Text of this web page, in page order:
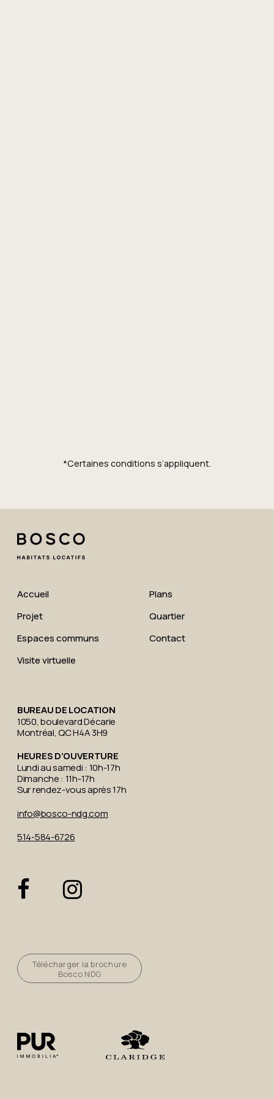
*Certaines conditions s’appliquent.
Accueil
Projet
Espaces communs
Visite virtuelle
Plans
Quartier
Contact
BUREAU DE LOCATION
1050, boulevard Décarie
Montréal, QC H4A 3H9
HEURES D’OUVERTURE
Lundi au samedi : 10h-17h
Dimanche : 11h-17h
Sur rendez-vous après 17h
info@bosco-ndg.com
514-584-6726
Télécharger la brochure
Bosco NDG